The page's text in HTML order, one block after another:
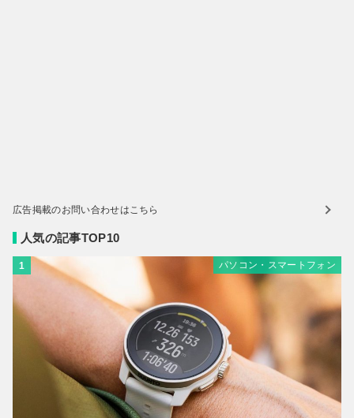
広告掲載のお問い合わせはこちら
人気の記事TOP10
1 パソコン・スマートフォン